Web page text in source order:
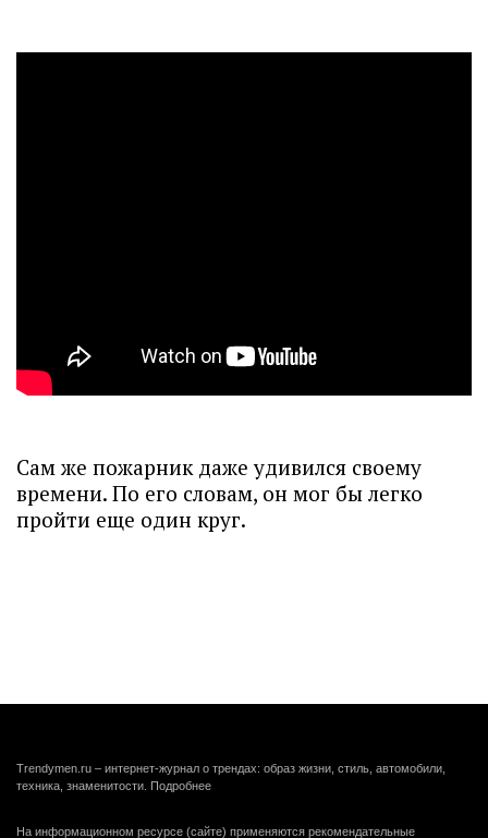
Сам же пожарник даже удивился своему
времени. По его словам, он мог бы легко
пройти еще один круг.
Trendymen.ru – интернет-журнал о трендах: образ жизни, стиль, автомобили,
техника, знаменитости. Подробнее
На информационном ресурсе (сайте) применяются рекомендательные